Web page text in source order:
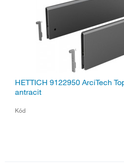
HETTICH 9122950 ArciTech
antracit
Kód